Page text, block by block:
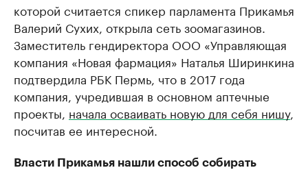
которой считается спикер парламента Прикамья
Валерий Сухих, открыла сеть зоомагазинов.
Заместитель гендиректора ООО «Управляющая
компания «Новая фармация» Наталья Ширинкина
подтвердила РБК Пермь, что в 2017 года
компания, учредившая в основном аптечные
проекты, начала осваивать новую для себя нишу,
посчитав ее интересной.
Власти Прикамья нашли способ собирать